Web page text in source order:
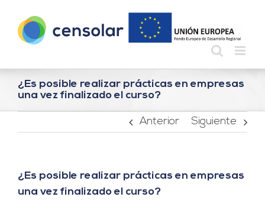
contenido
¿Es posible realizar prácticas en empresas
una vez finalizado el curso?
Anterior Siguiente
¿Es posible realizar prácticas en empresas
una vez finalizado el curso?